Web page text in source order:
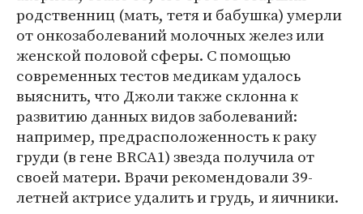
родственниц (мать, тетя и бабушка) умерли
от онкозаболеваний молочных желез или
женской половой сферы. С помощью
современных тестов медикам удалось
выяснить, что Джоли также склонна к
развитию данных видов заболеваний:
например, предрасположенность к раку
груди (в гене BRCA1) звезда получила от
своей матери. Врачи рекомендовали 39-
летней актрисе удалить и грудь, и яичники.